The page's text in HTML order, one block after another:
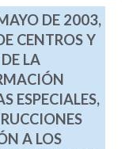
DE 2003,
CENTROS Y
LA
ESPECIALES,
A LOS